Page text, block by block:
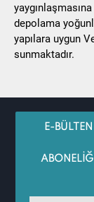
depolama
yapılara uygun
sunmaktadır.
E-BÜLTEN
ABONELİĞİ